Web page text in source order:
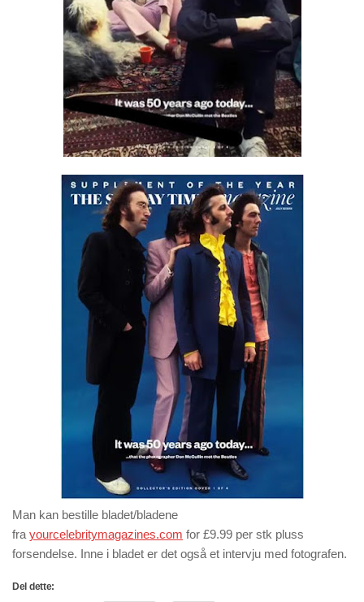
Man kan bestille bladet/bladene
fra yourcelebritymagazines.com for £9.99 per stk pluss
forsendelse. Inne i bladet er det også et intervju med fotografen.
Del dette: